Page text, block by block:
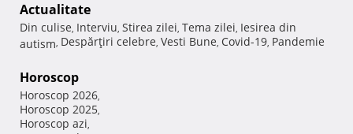
Actualitate
Din culise, Interviu, Stirea zilei, Tema zilei, Iesirea din
autism, Despărţiri celebre, Vesti Bune, Covid-19, Pandemie
Horoscop
Horoscop 2026,
Horoscop 2025,
Horoscop azi,